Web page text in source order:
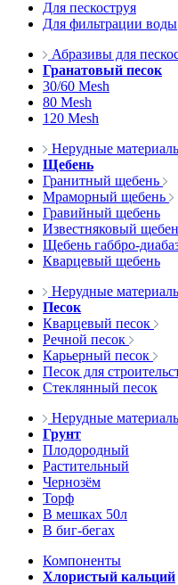
Для пескоструя
Для фильтрации воды
Абразивы для
Гранатовый песок
30/60 Mesh
80 Mesh
120 Mesh
Нерудные
Щебень
Гранитный щебень
Мраморный щебень
Гравийный щебень
Известняковый
Щебень габбро-
Кварцевый щебень
Нерудные
Песок
Кварцевый песок
Речной песок
Карьерный песок
Песок для
Стеклянный песок
Нерудные
Грунт
Плодородный
Растительный
Чернозём
Торф
В мешках 50л
В биг-бегах
Компоненты
Хлористый кальций